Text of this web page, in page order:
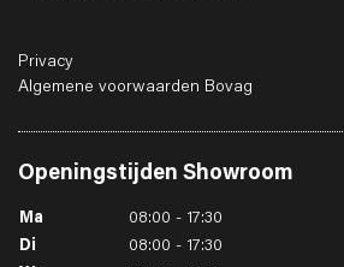
Privacy
Algemene voorwaarden Bovag
Openingstijden Showroom
Ma
08:00 - 17:30
Di
08:00 - 17:30